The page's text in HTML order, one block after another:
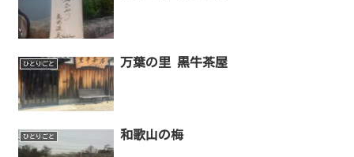
ひとりごと 万葉の里 黒牛茶屋
ひとりごと 和歌山の梅